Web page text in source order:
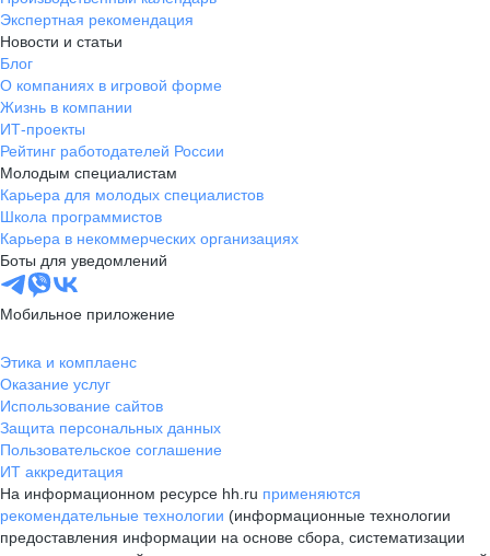
Экспертная рекомендация
Новости и статьи
Блог
О компаниях в игровой форме
Жизнь в компании
ИТ-проекты
Рейтинг работодателей России
Молодым специалистам
Карьера для молодых специалистов
Школа программистов
Карьера в некоммерческих организациях
Боты для уведомлений
Мобильное приложение
Этика и комплаенс
Оказание услуг
Использование сайтов
Защита персональных данных
Пользовательское соглашение
ИТ аккредитация
На информационном ресурсе hh.ru применяются
рекомендательные технологии (информационные технологии
предоставления информации на основе сбора, систематизации